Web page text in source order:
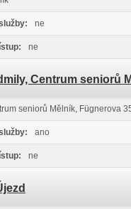
ne
ne
Centrum seniorů
seniorů Mělník, Fügnerova
ano
ne